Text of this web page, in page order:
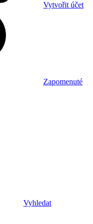
Vytvořit účet
Zapomenuté
Vyhledat